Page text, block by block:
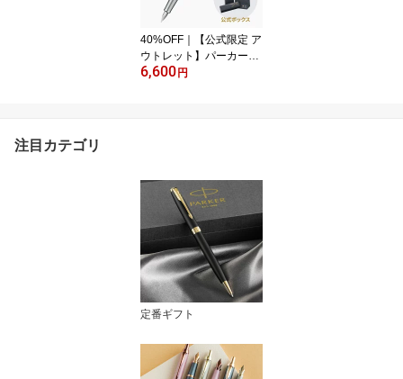
い 記念品 アウトレット
訳あり 記念日 誕生日 入
学 卒業
40%OFF｜【公式限定 ア
ウトレット】パーカー・I
Mプレミアム 万年筆F
卒業
6,600 円
注目カテゴリ
定番ギフト